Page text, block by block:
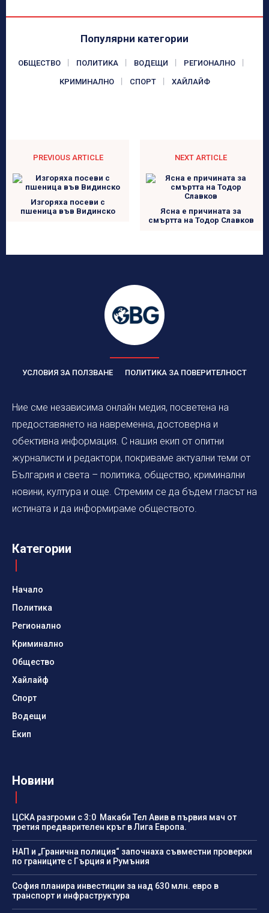
Популярни категории
ОБЩЕСТВО ПОЛИТИКА ВОДЕЩИ РЕГИОНАЛНО
КРИМИНАЛНО СПОРТ ХАЙЛАЙФ
PREVIOUS ARTICLE
Изгоряха посеви с
пшеница във Видинско
NEXT ARTICLE
Ясна е причината за
смъртта на Тодор Славков
УСЛОВИЯ ЗА ПОЛЗВАНЕ ПОЛИТИКА ЗА ПОВЕРИТЕЛНОСТ
Ние сме независима онлайн медия, посветена на
предоставянето на навременна, достоверна и
обективна информация. С нашия екип от опитни
журналисти и редактори, покриваме актуални теми от
България и света – политика, общество, криминални
новини, култура и още. Стремим се да бъдем гласът на
истината и да информираме обществото.
Категории
Начало
Политика
Регионално
Криминално
Общество
Хайлайф
Спорт
Водещи
Екип
Новини
ЦСКА разгроми с 3:0 Макаби Тел Авив в първия мач от
третия предварителен кръг в Лига Европа.
НАП и „Гранична полиция“ започнаха съвместни проверки
по границите с Гърция и Румъния
София планира инвестиции за над 630 млн. евро в
транспорт и инфраструктура